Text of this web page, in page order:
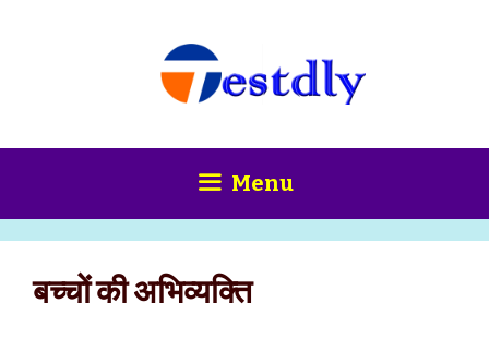
Menu
बच्चों की अभिव्यक्ति